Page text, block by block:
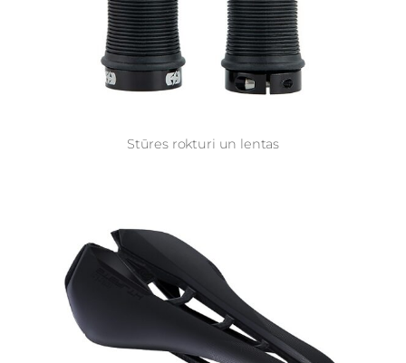
Stūres rokturi un lentas